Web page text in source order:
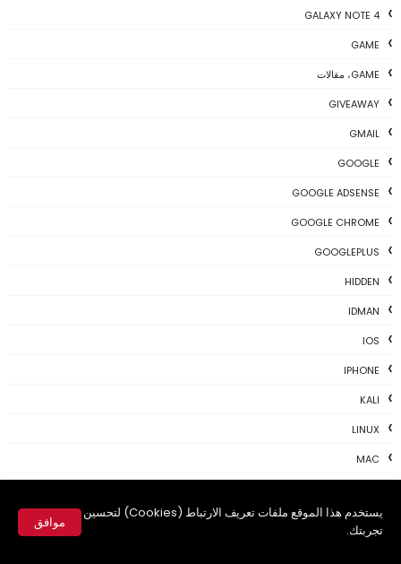
يستخدم هذا الموقع ملفات تعريف الارتباط (Cookies) لتحسين
تجربتك.
موافق
GALAXY NOTE 4
GAME
GAME، مقالات
GIVEAWAY
GMAIL
GOOGLE
GOOGLE ADSENSE
GOOGLE CHROME
GOOGLEPLUS
HIDDEN
IDMAN
IOS
IPHONE
KALI
LINUX
MAC
MAC-TIPS